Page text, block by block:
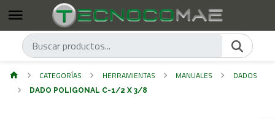
CATEGORÍAS HERRAMIENTAS MANUALES DADOS
DADO POLIGONAL C-1/2 X 3/8